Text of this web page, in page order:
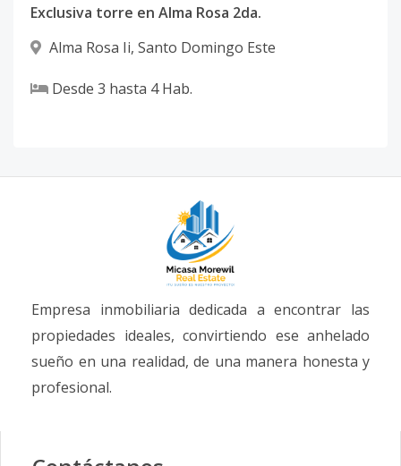
Exclusiva torre en Alma Rosa 2da.
Alma Rosa Ii, Santo Domingo Este
Desde 3 hasta 4Hab.
Empresa inmobiliaria dedicada a encontrar las
propiedades ideales, convirtiendo ese anhelado
sueño en una realidad, de una manera honesta y
profesional.